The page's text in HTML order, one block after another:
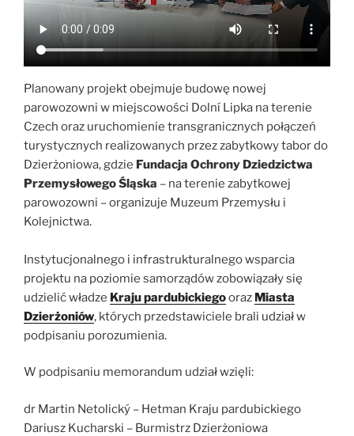
Planowany projekt obejmuje budowę nowej
parowozowni w miejscowości Dolní Lipka na terenie
Czech oraz uruchomienie transgranicznych połączeń
turystycznych realizowanych przez zabytkowy tabor do
Dzierżoniowa, gdzie Fundacja Ochrony Dziedzictwa
Przemysłowego Śląska – na terenie zabytkowej
parowozowni – organizuje Muzeum Przemysłu i
Kolejnictwa.
Instytucjonalnego i infrastrukturalnego wsparcia
projektu na poziomie samorządów zobowiązały się
udzielić władze Kraju pardubickiegooraz Miasta
Dzierżoniów, których przedstawiciele brali udział w
podpisaniu porozumienia.
W podpisaniu memorandum udział wzięli:
dr Martin Netolický – Hetman Kraju pardubickiego
Dariusz Kucharski – Burmistrz Dzierżoniowa